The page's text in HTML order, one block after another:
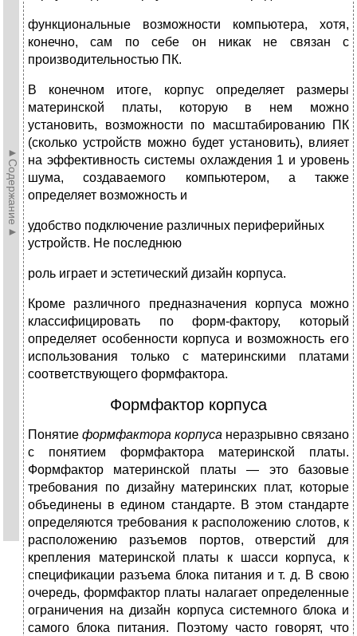
►Содержание►
функциональные возможности компьютера, хотя,
конечно, сам по себе он никак не связан с
производительностью ПК.
В конечном итоге, корпус определяет размеры
материнской платы, которую в нем можно
установить, возможности по масштабированию ПК
(сколько устройств можно будет установить), влияет
на эффективность системы охлаждения 1 и уровень
шума, создаваемого компьютером, а также
определяет возможность и
удобство подключение различных периферийных
устройств. Не последнюю
роль играет и эстетический дизайн корпуса.
Кроме различного предназначения корпуса можно
классифицировать по форм-фактору, который
определяет особенности корпуса и возможность его
использо­вания только с материнскими платами
соответствующего формфактора.
Формфактор корпуса
Понятие формфактора корпуса неразрывно связано
с понятием формфактора материнской платы.
Формфактор материнской платы — это базовые
требования по дизайну материнских плат, которые
объединены в едином стандарте. В этом стандарте
определяются требования к расположению слотов, к
расположению разъемов портов, отверстий для
крепления материнской платы к шасси корпуса, к
спецификации разъема блока питания и т. д. В свою
очередь, формфактор платы налагает определенные
ограничения на дизайн корпуса системного блока и
самого блока питания. Поэтому часто говорят, что